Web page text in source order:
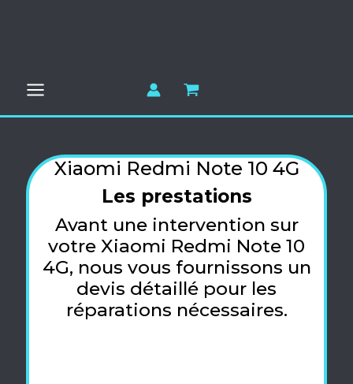
Xiaomi Redmi Note 10 4G
Les prestations
Avant une intervention sur
votre Xiaomi Redmi Note 10
4G, nous vous fournissons un
devis détaillé pour les
réparations nécessaires.